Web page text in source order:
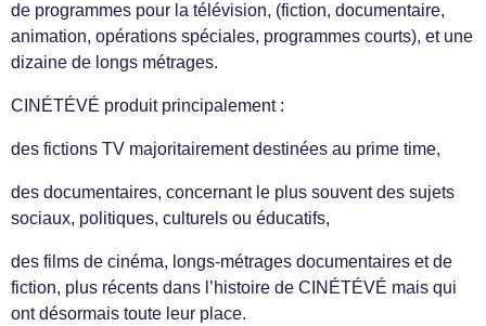
de programmes pour la télévision, (fiction, documentaire,
animation, opérations spéciales, programmes courts), et une
dizaine de longs métrages.
CINÉTÉVÉ produit principalement :
des fictions TV majoritairement destinées au prime time,
des documentaires, concernant le plus souvent des sujets
sociaux, politiques, culturels ou éducatifs,
des films de cinéma, longs-métrages documentaires et de
fiction, plus récents dans l’histoire de CINÉTÉVÉ mais qui
ont désormais toute leur place.